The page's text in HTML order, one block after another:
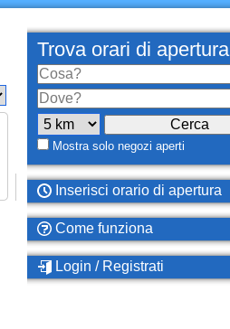
Trova orari di apertura
Mostra solo negozi aperti
Inserisci orario di apertura
Come funziona
Login / Registrati